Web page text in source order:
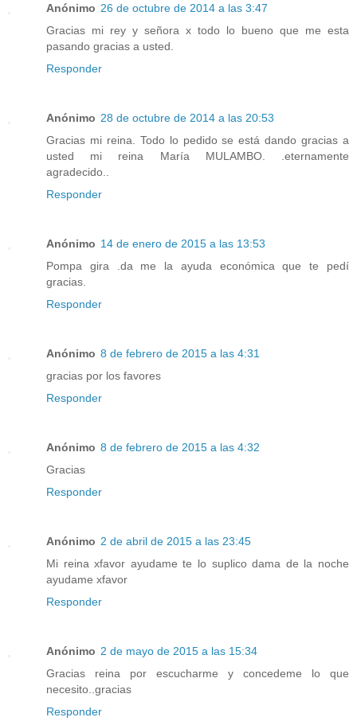
Anónimo 26 de octubre de 2014 a las 3:47
Gracias mi rey y señora x todo lo bueno que me esta
pasando gracias a usted.
Responder
Anónimo 28 de octubre de 2014 a las 20:53
Gracias mi reina. Todo lo pedido se está dando gracias a
usted mi reina María MULAMBO. .eternamente
agradecido..
Responder
Anónimo 14 de enero de 2015 a las 13:53
Pompa gira .da me la ayuda económica que te pedí
gracias.
Responder
Anónimo 8 de febrero de 2015 a las 4:31
gracias por los favores
Responder
Anónimo 8 de febrero de 2015 a las 4:32
Gracias
Responder
Anónimo 2 de abril de 2015 a las 23:45
Mi reina xfavor ayudame te lo suplico dama de la noche
ayudame xfavor
Responder
Anónimo 2 de mayo de 2015 a las 15:34
Gracias reina por escucharme y concedeme lo que
necesito..gracias
Responder